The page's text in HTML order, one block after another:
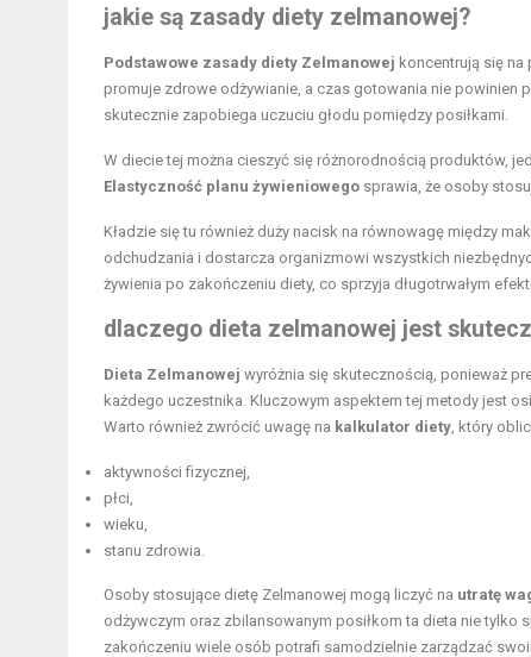
jakie są zasady diety zelmanowej?
Podstawowe zasady diety Zelmanowej koncentrują się
promuje zdrowe odżywianie , a czas gotowania nie powinien
skutecznie zapobiega uczuciu głodu pomiędzy posiłkami.
W diecie tej można cieszyć się różnorodnością produktów,
Elastyczność planu żywieniowego sprawia, że osoby
Kładzie się tu również duży nacisk na równowagę między
odchudzania i dostarcza organizmowi wszystkich
żywienia po zakończeniu diety, co sprzyja długotrwałym
dlaczego dieta zelmanowej jest
Dieta Zelmanowej wyróżnia się skutecznością, ponieważ
każdego uczestnika. Kluczowym aspektem tej metody jest
Warto również zwrócić uwagę na kalkulator diety , który
aktywności fizycznej,
płci,
wieku,
stanu zdrowia.
Osoby stosujące dietę Zelmanowej mogą liczyć na utratę
odżywczym oraz zbilansowanym posiłkom ta dieta nie tylko
zakończeniu wiele osób potrafi samodzielnie zarządzać